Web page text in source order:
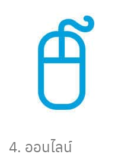
4. ออนไลน์